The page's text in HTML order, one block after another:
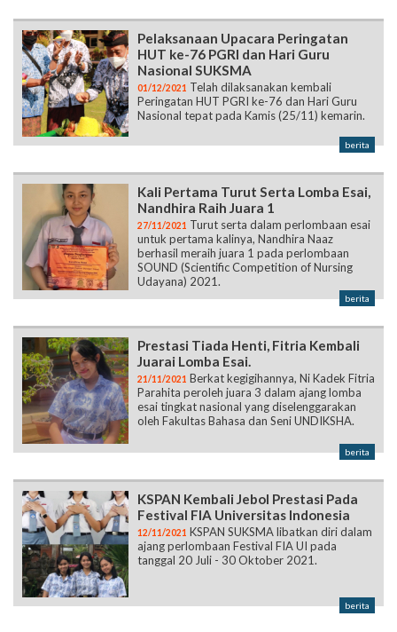
Pelaksanaan Upacara Peringatan
HUT ke-76 PGRI dan Hari Guru
Nasional SUKSMA
01/12/2021 Telah dilaksanakan kembali
Peringatan HUT PGRI ke-76 dan Hari Guru
Nasional tepat pada Kamis (25/11) kemarin.
berita
Kali Pertama Turut Serta Lomba Esai,
Nandhira Raih Juara 1
27/11/2021 Turut serta dalam perlombaan esai
untuk pertama kalinya, Nandhira Naaz
berhasil meraih juara 1 pada perlombaan
SOUND (Scientific Competition of Nursing
Udayana) 2021.
berita
Prestasi Tiada Henti, Fitria Kembali
Juarai Lomba Esai.
21/11/2021 Berkat kegigihannya, Ni Kadek Fitria
Parahita peroleh juara 3 dalam ajang lomba
esai tingkat nasional yang diselenggarakan
oleh Fakultas Bahasa dan Seni UNDIKSHA.
berita
KSPAN Kembali Jebol Prestasi Pada
Festival FIA Universitas Indonesia
12/11/2021 KSPAN SUKSMA libatkan diri dalam
ajang perlombaan Festival FIA UI pada
tanggal 20 Juli - 30 Oktober 2021.
berita